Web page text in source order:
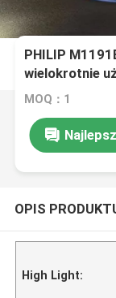
PHILIP
wielokrotnie
989803144381
MOQ：1
OPIS
High Light: